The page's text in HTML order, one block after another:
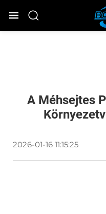
A Méhsejtes
2026-01-16 11:15:25